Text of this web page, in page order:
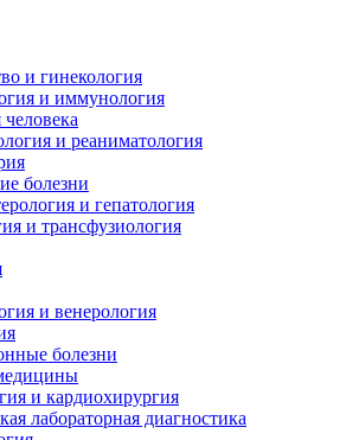
и гинекология
и иммунология
и реаниматология
болезни
и гепатология
и трансфузиология
и венерология
болезни
и кардиохирургия
лабораторная диагностика